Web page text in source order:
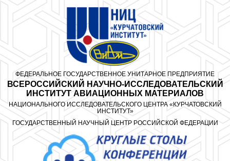
ФЕДЕРАЛЬНОЕ ГОСУДАРСТВЕННОЕ УНИТАРНОЕ ПРЕДПРИЯТИЕ
ВСЕРОССИЙСКИЙ НАУЧНО-ИССЛЕДОВАТЕЛЬСКИЙ
ИНСТИТУТ АВИАЦИОННЫХ МАТЕРИАЛОВ
НАЦИОНАЛЬНОГО ИССЛЕДОВАТЕЛЬСКОГО ЦЕНТРА «КУРЧАТОВСКИЙ
ИНСТИТУТ»
ГОСУДАРСТВЕННЫЙ НАУЧНЫЙ ЦЕНТР РОССИЙСКОЙ ФЕДЕРАЦИИ